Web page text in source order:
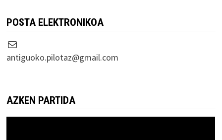
POSTA ELEKTRONIKOA
Correo electrónico
antiguoko.pilotaz@gmail.com
AZKEN PARTIDA